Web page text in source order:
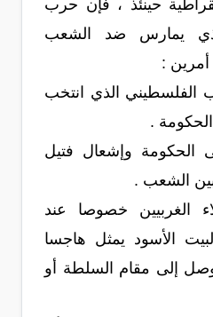
حينئذ ، فإن حرب
يمارس ضد الشعب
:
الفلسطيني الذي انتخب
.
وإشعال فتيل
بين الشعب .
الغربيين خصوصا عند
الأسود يمثل هاجسا
إلى مقام السلطة أو